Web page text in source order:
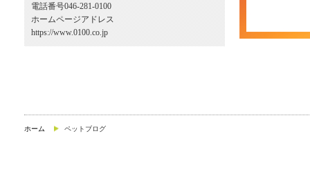
電話番号046-281-0100
ホームページアドレス
https://www.0100.co.jp
ホーム ペットブログ